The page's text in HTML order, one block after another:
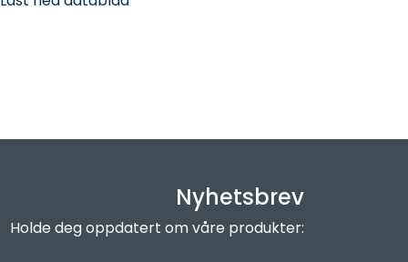
Nyhetsbrev
Holde deg oppdatert om våre produkter: